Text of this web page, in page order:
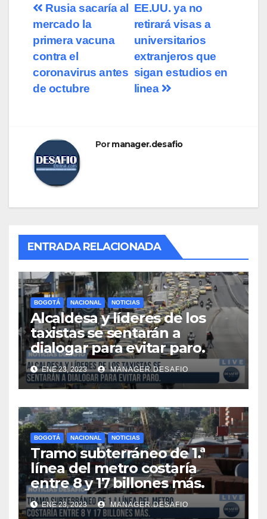
Navegación
de
entradas
EE.UU. ya no
retirará visas a
universitarios
extranjeros que
sigan estudios en
linea
Rusia sacaría al
mercado la
primera vacuna
contra el
coronavirus antes
de octubre
Pormanager.desafio
ENTRADA RELACIONADA
BOGOTÁ NACIONAL NOTICIAS
Alcaldesa y líderes de los
taxistas se sentarán a
dialogar para evitar paro.
ENE 23, 2023 MANAGER.DESAFIO
BOGOTÁ NACIONAL NOTICIAS
Tramo subterráneo de 1.ª
línea del metro costaría
entre 8 y 17 billones más.
ENE 23, 2023 MANAGER.DESAFIO